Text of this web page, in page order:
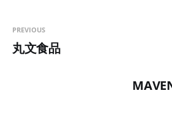
PREVIOUS
丸文食品